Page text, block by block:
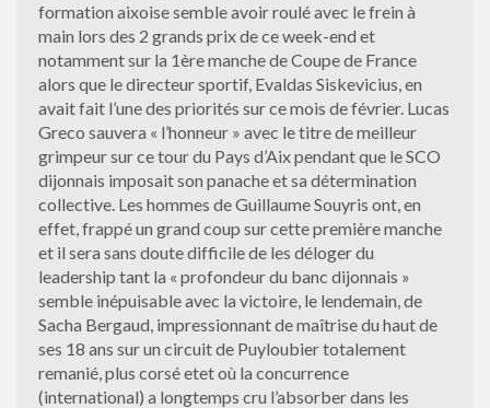
formation aixoise semble avoir roulé avec le frein à
main lors des 2 grands prix de ce week-end et
notamment sur la 1ère manche de Coupe de France
alors que le directeur sportif, Evaldas Siskevicius, en
avait fait l’une des priorités sur ce mois de février. Lucas
Greco sauvera « l’honneur » avec le titre de meilleur
grimpeur sur ce tour du Pays d’Aix pendant que le SCO
dijonnais imposait son panache et sa détermination
collective. Les hommes de Guillaume Souyris ont, en
effet, frappé un grand coup sur cette première manche
et il sera sans doute difficile de les déloger du
leadership tant la « profondeur du banc dijonnais »
semble inépuisable avec la victoire, le lendemain, de
Sacha Bergaud, impressionnant de maîtrise du haut de
ses 18 ans sur un circuit de Puyloubier totalement
remanié, plus corsé etet où la concurrence
(international) a longtemps cru l’absorber dans les